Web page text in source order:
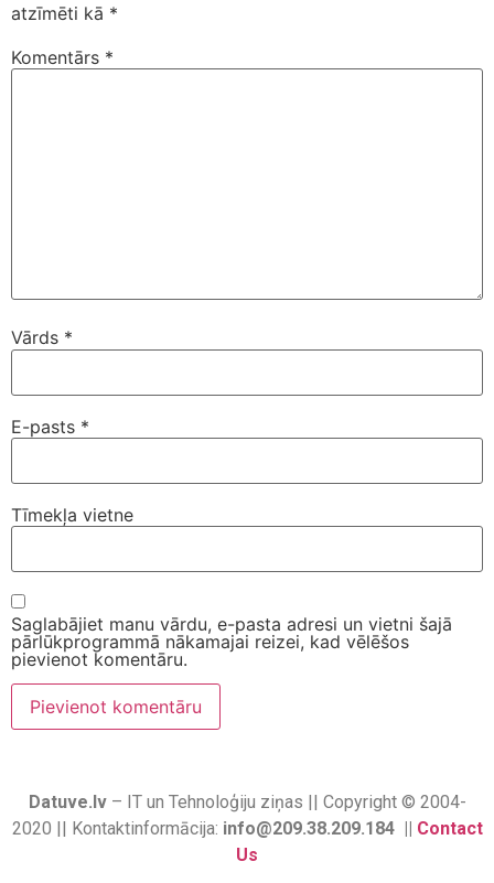
atzīmēti kā *
Komentārs *
Vārds *
E-pasts *
Tīmekļa vietne
Saglabājiet manu vārdu, e-pasta adresi un vietni šajā
pārlūkprogrammā nākamajai reizei, kad vēlēšos
pievienot komentāru.
Datuve.lv– IT un Tehnoloģiju ziņas || Copyright © 2004-
2020 || Kontaktinformācija: info@209.38.209.184 || Contact
Us